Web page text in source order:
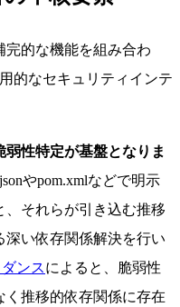
完的な機能を組み合わ
的なセキュリティインテ
性特定が基盤となりま
やpom.xmlなどで明示
、それらが引き込む推移
深い依存関係解決を行い
ンスによると、脆弱性
推移的依存関係に存在